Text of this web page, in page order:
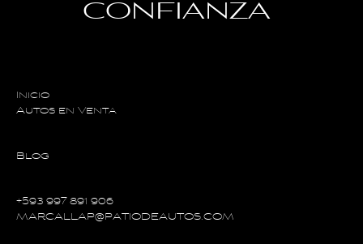
CONFIANZA
Inicio
Autos en Venta
Blog
+593 997 891 906
MARCALLAP@PATIODEAUTOS.COM